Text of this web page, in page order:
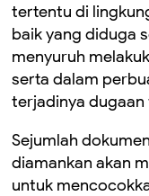
tertentu di
baik yang diduga
menyuruh
serta dalam
terjadinya
Sejumlah
diamankan akan
untuk